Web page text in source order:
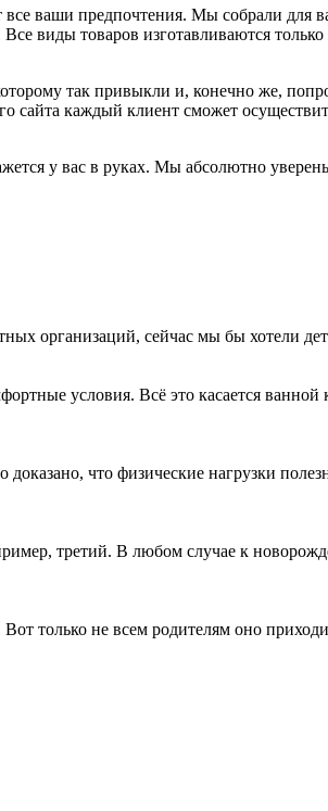
ваши предпочтения. Мы собрали для
Все виды товаров изготавливаются
так привыкли и, конечно же,
сайта каждый клиент сможет
у вас в руках. Мы абсолютно
организаций, сейчас мы бы хотели
условия. Всё это касается
доказано, что физические нагрузки
третий. В любом случае к
только не всем родителям оно